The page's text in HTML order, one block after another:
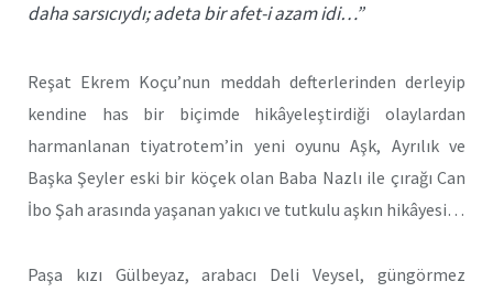
daha sarsıcıydı; adeta bir afet-i azam idi…”
Reşat Ekrem Koçu’nun meddah defterlerinden derleyip
kendine has bir biçimde hikâyeleştirdiği olaylardan
harmanlanan tiyatrotem’in yeni oyunu Aşk, Ayrılık ve
Başka Şeyler eski bir köçek olan Baba Nazlı ile çırağı Can
İbo Şah arasında yaşanan yakıcı ve tutkulu aşkın hikâyesi…
Paşa kızı Gülbeyaz, arabacı Deli Veysel, güngörmez